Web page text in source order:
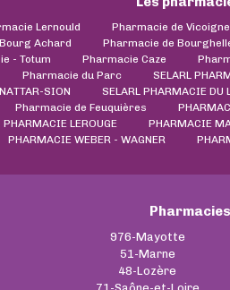
Lernould Pharmacie de Vicoigne
Achard Pharmacie de
- Totum
Pharmacie Caze
Pharmacie du Parc SELARL
SION
SELARL PHARMACIE DU
Pharmacie de Feuquières
PHARMACIE LEROUGE PHARMACIE
PHARMACIE WEBER - WAGNER
976-Mayotte
51-Marne
48-Lozère